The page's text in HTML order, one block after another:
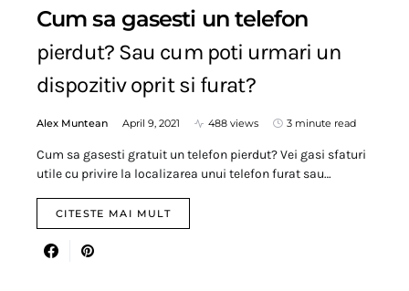
Cum sa gasesti un telefon
pierdut? Sau cum poti urmari un
dispozitiv oprit si furat?
Alex Muntean April 9, 2021 488 views 3 minute read
Cum sa gasesti gratuit un telefon pierdut? Vei gasi sfaturi
utile cu privire la localizarea unui telefon furat sau…
CITESTE MAI MULT